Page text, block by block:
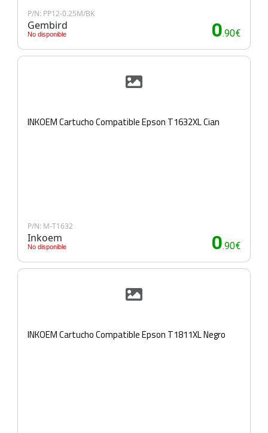
P/N: PP12-0.25M/BK
Gembird
No disponible 0.90€
INKOEM Cartucho Compatible Epson T1632XL Cian
P/N: M-T1632
Inkoem
No disponible 0.90€
INKOEM Cartucho Compatible Epson T1811XL Negro